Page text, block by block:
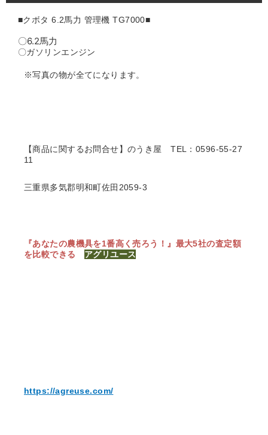
■クボタ6.2馬力 管理機 TG7000■
〇6.2馬力
〇ガソリンエンジン
※写真の物が全てになります。
【商品に関するお問合せ】のうき屋TEL：0596-55-27
11
三重県多気郡明和町佐田2059-3
『あなたの農機具を1番高く売ろう！』 最大5社の査定額
を比較できる アグリユース
https://agreuse.com/